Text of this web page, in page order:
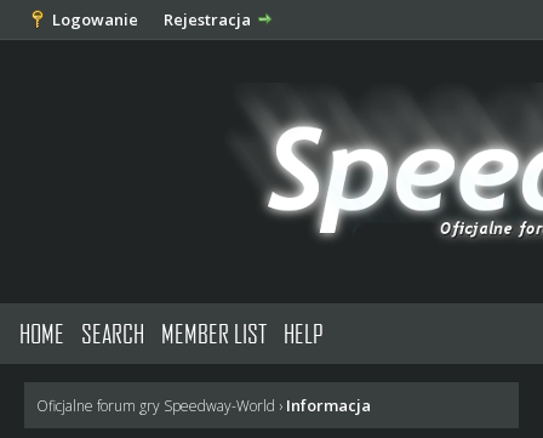
Logowanie Rejestracja
HOME SEARCH MEMBER LIST HELP
Oficjalne forum gry Speedway-World › Informacja